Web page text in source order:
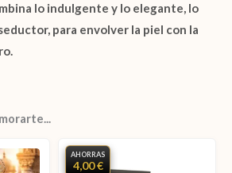
lo indulgente y lo elegante, lo
para envolver la piel con la
AHORRAS
4,00 €